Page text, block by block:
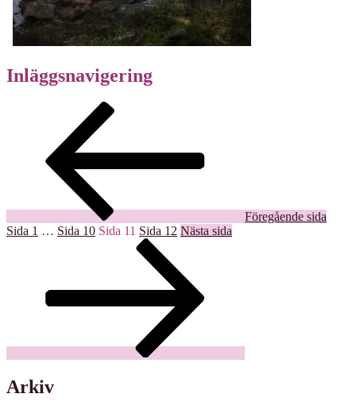
Inläggsnavigering
Föregående sida
Sida 1 … Sida 10 Sida 11 Sida 12 Nästa sida
Arkiv